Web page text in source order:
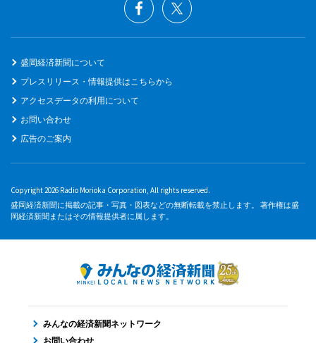
盛岡経済新聞について
プレスリリース・情報提供はこちらから
アクセスデータの利用について
お問い合わせ
広告のご案内
Copyright 2026 Radio Morioka Corporation, All rights reserved.
盛岡経済新聞に掲載の記事・写真・図表などの無断転載を禁止します。 著作権は盛
岡経済新聞またはその情報提供者に属します。
みんなの経済新聞ネットワーク
お問い合わせ